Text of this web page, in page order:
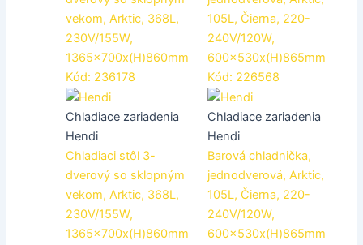
Chladiace zariadenia
Hendi
Chladiaci stôl 3-
dverový so sklopným
vekom, Arktic, 368L,
230V/155W,
1365x700x(H)860mm
Chladiace zariadenia
Hendi
Barová chladnička,
jednodverová, Arktic,
105L, Čierna, 220-
240V/120W,
600x530x(H)865mm